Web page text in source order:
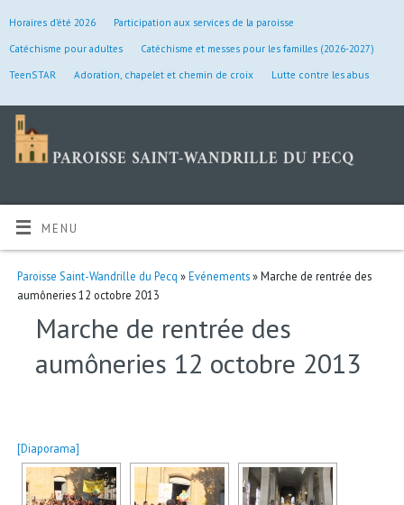
Horaires d’été 2026
Participation aux services de la paroisse
Catéchisme pour adultes
Catéchisme et messes pour les familles (2026-2027)
TeenSTAR
Adoration, chapelet et chemin de croix Lutte contre les abus
MENU
Paroisse Saint-Wandrille du Pecq »Evénements» Marche de rentrée des
aumôneries 12 octobre 2013
Marche de rentrée des
aumôneries 12 octobre 2013
[Diaporama]